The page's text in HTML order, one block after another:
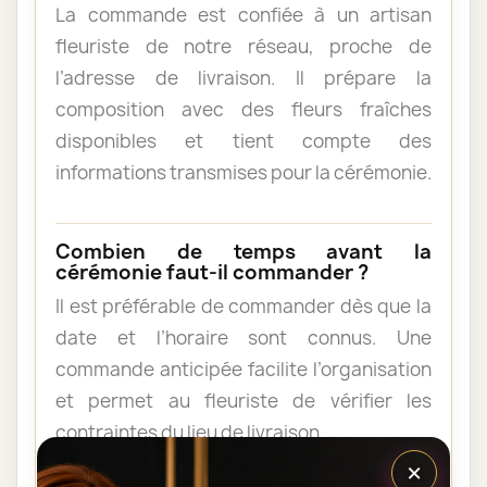
La commande est confiée à un artisan
fleuriste de notre réseau, proche de
l’adresse de livraison. Il prépare la
composition avec des fleurs fraîches
disponibles et tient compte des
informations transmises pour la cérémonie.
Combien de temps avant la
cérémonie faut-il commander ?
Il est préférable de commander dès que la
date et l’horaire sont connus. Une
commande anticipée facilite l’organisation
et permet au fleuriste de vérifier les
contraintes du lieu de livraison.
×